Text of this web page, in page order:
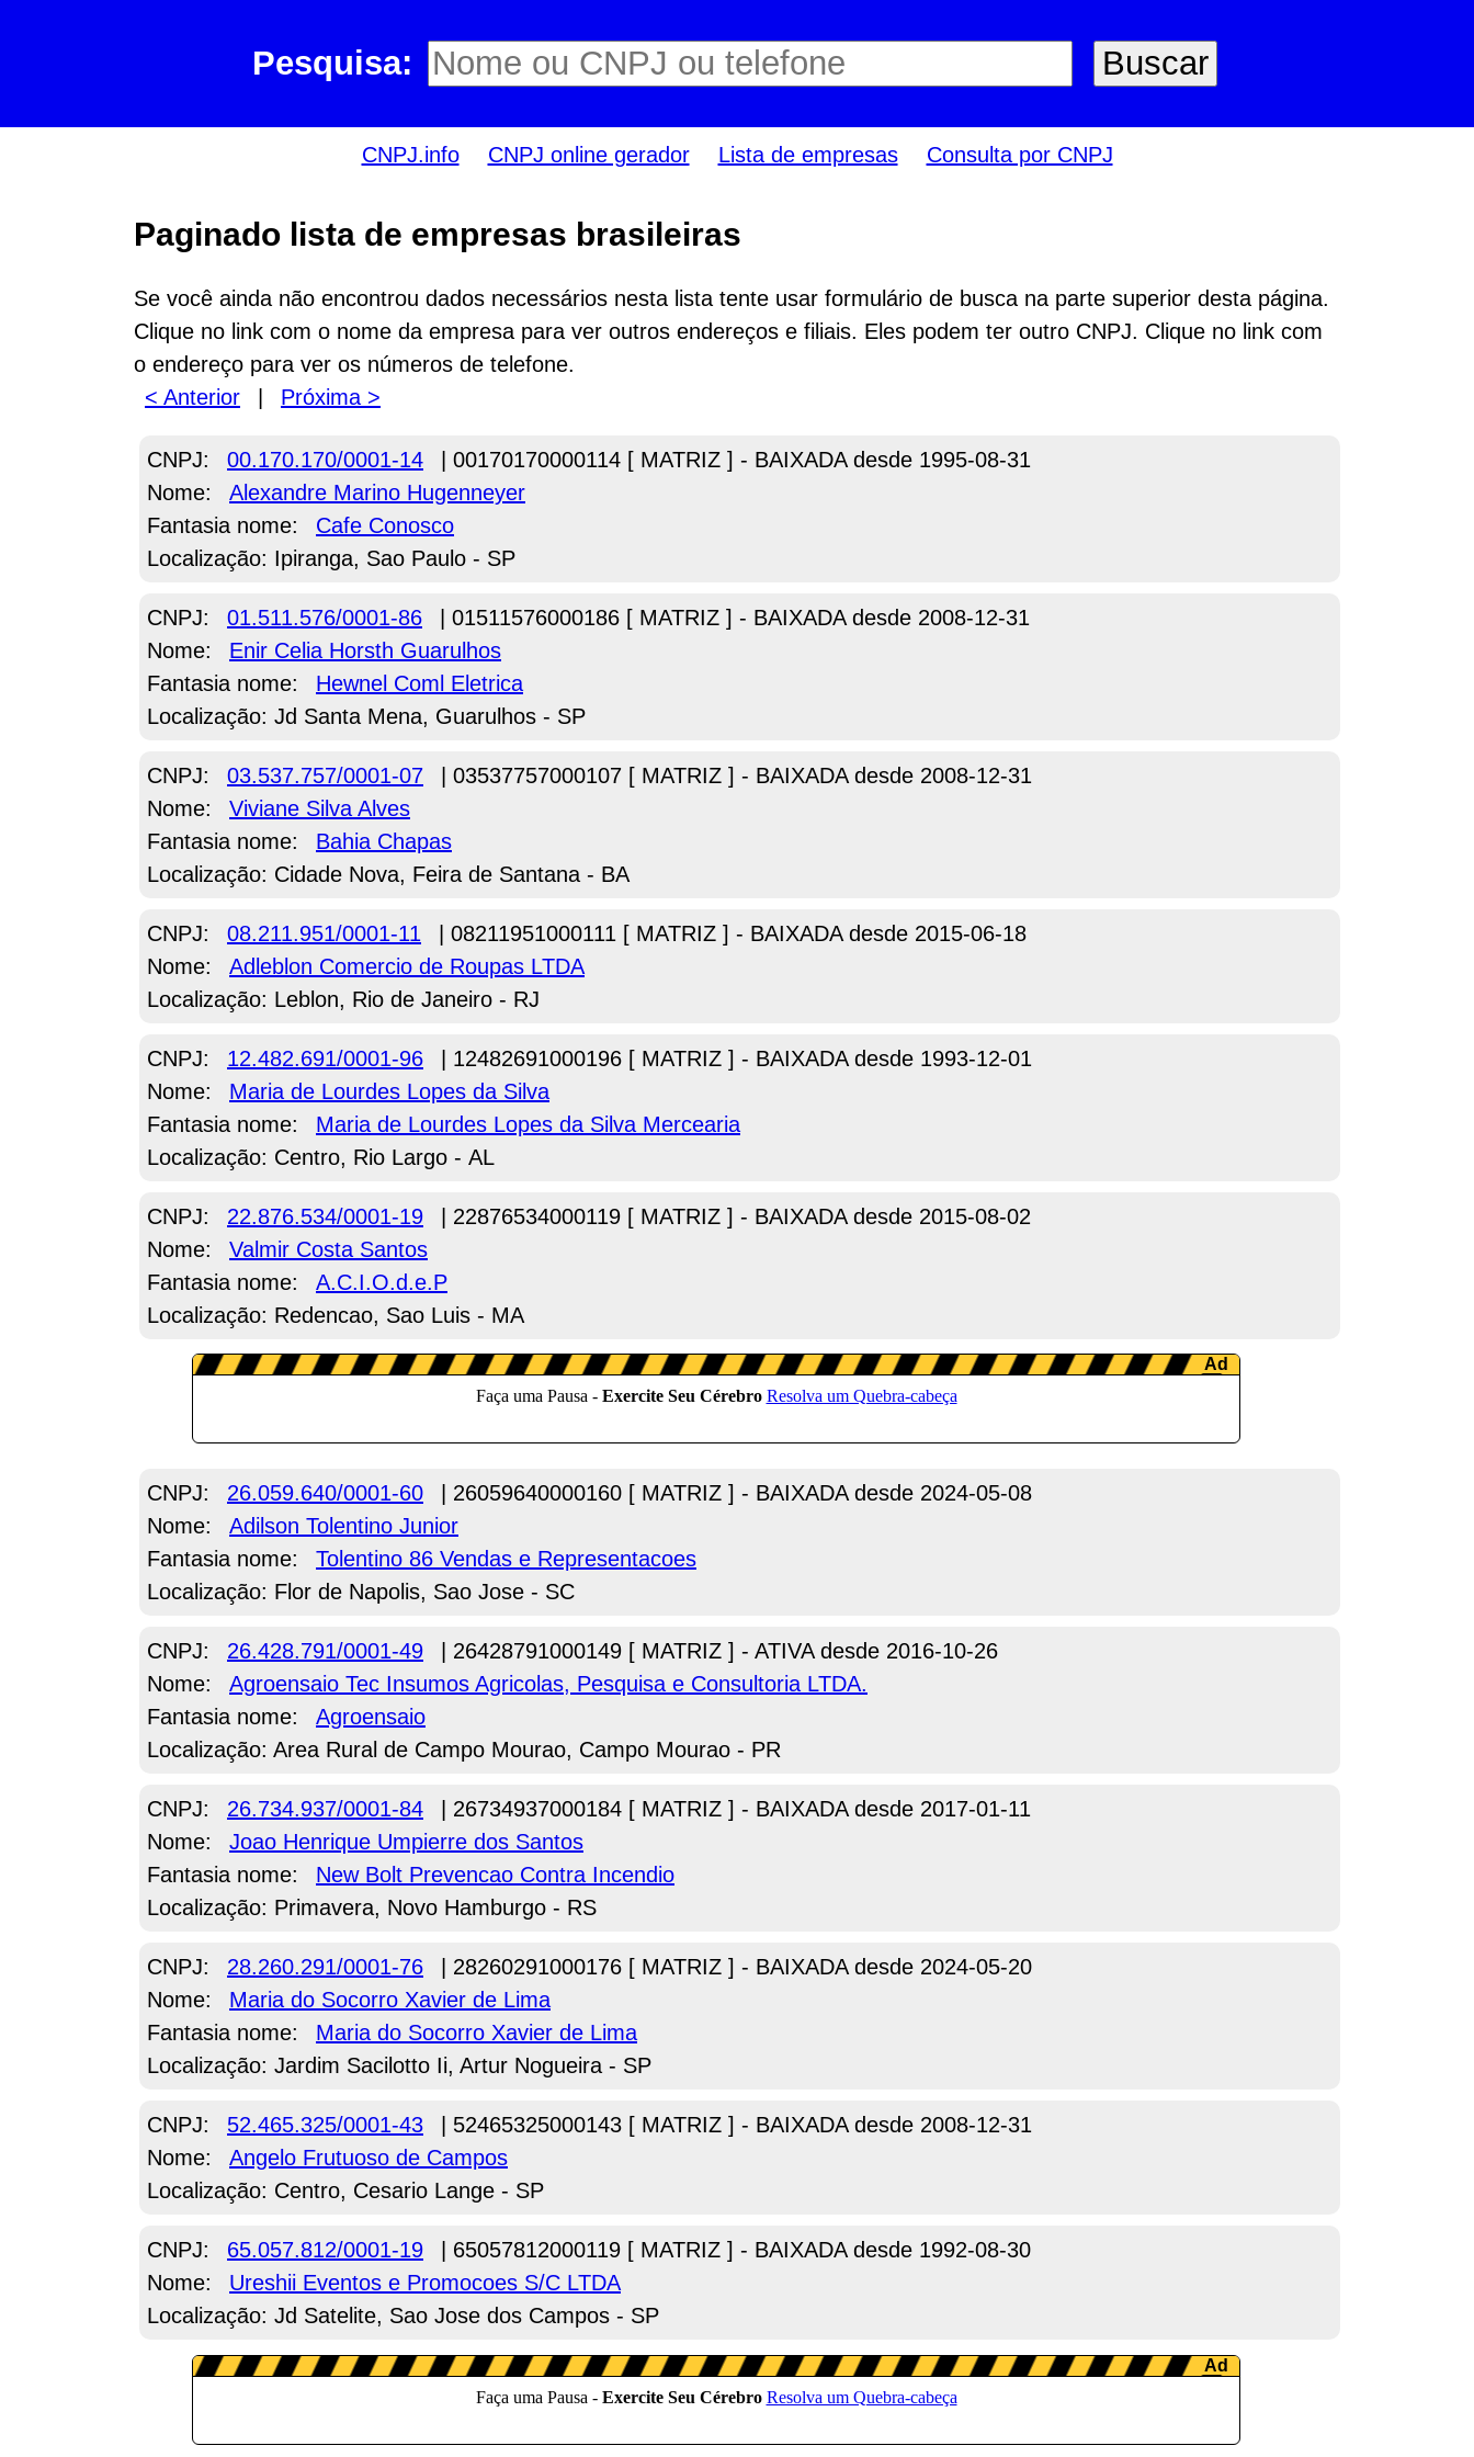
Pesquisa:
CNPJ.info CNPJ online gerador Lista de empresas Consulta por CNPJ
Paginado lista de empresas brasileiras
Se você ainda não encontrou dados necessários nesta lista tente usar formulário de busca na parte superior desta página.
Clique no link com o nome da empresa para ver outros endereços e filiais. Eles podem ter outro CNPJ. Clique no link com
o endereço para ver os números de telefone.
< Anterior
| Próxima >
CNPJ: 00.170.170/0001-14
| 00170170000114 [ MATRIZ ] - BAIXADA desde 1995-08-31
Nome:
Alexandre Marino Hugenneyer
Fantasia nome:
Cafe Conosco
Localização: Ipiranga, Sao Paulo - SP
CNPJ: 01.511.576/0001-86
| 01511576000186 [ MATRIZ ] - BAIXADA desde 2008-12-31
Nome:
Enir Celia Horsth Guarulhos
Fantasia nome:
Hewnel Coml Eletrica
Localização: Jd Santa Mena, Guarulhos - SP
CNPJ: 03.537.757/0001-07
| 03537757000107 [ MATRIZ ] - BAIXADA desde 2008-12-31
Nome:
Viviane Silva Alves
Fantasia nome:
Bahia Chapas
Localização: Cidade Nova, Feira de Santana - BA
CNPJ: 08.211.951/0001-11
| 08211951000111 [ MATRIZ ] - BAIXADA desde 2015-06-18
Nome:
Adleblon Comercio de Roupas LTDA
Localização: Leblon, Rio de Janeiro - RJ
CNPJ: 12.482.691/0001-96
| 12482691000196 [ MATRIZ ] - BAIXADA desde 1993-12-01
Nome:
Maria de Lourdes Lopes da Silva
Fantasia nome:
Maria de Lourdes Lopes da Silva Mercearia
Localização: Centro, Rio Largo - AL
CNPJ: 22.876.534/0001-19
| 22876534000119 [ MATRIZ ] - BAIXADA desde 2015-08-02
Nome:
Valmir Costa Santos
Fantasia nome:
A.C.I.O.d.e.P
Localização: Redencao, Sao Luis - MA
CNPJ: 26.059.640/0001-60
| 26059640000160 [ MATRIZ ] - BAIXADA desde 2024-05-08
Nome:
Adilson Tolentino Junior
Fantasia nome:
Tolentino 86 Vendas e Representacoes
Localização: Flor de Napolis, Sao Jose - SC
CNPJ: 26.428.791/0001-49
| 26428791000149 [ MATRIZ ] - ATIVA desde 2016-10-26
Nome:
Agroensaio Tec Insumos Agricolas, Pesquisa e Consultoria LTDA.
Fantasia nome:
Agroensaio
Localização: Area Rural de Campo Mourao, Campo Mourao - PR
CNPJ: 26.734.937/0001-84
| 26734937000184 [ MATRIZ ] - BAIXADA desde 2017-01-11
Nome:
Joao Henrique Umpierre dos Santos
Fantasia nome:
New Bolt Prevencao Contra Incendio
Localização: Primavera, Novo Hamburgo - RS
CNPJ: 28.260.291/0001-76
| 28260291000176 [ MATRIZ ] - BAIXADA desde 2024-05-20
Nome:
Maria do Socorro Xavier de Lima
Fantasia nome:
Maria do Socorro Xavier de Lima
Localização: Jardim Sacilotto Ii, Artur Nogueira - SP
CNPJ: 52.465.325/0001-43
| 52465325000143 [ MATRIZ ] - BAIXADA desde 2008-12-31
Nome:
Angelo Frutuoso de Campos
Localização: Centro, Cesario Lange - SP
CNPJ: 65.057.812/0001-19
| 65057812000119 [ MATRIZ ] - BAIXADA desde 1992-08-30
Nome:
Ureshii Eventos e Promocoes S/C LTDA
Localização: Jd Satelite, Sao Jose dos Campos - SP